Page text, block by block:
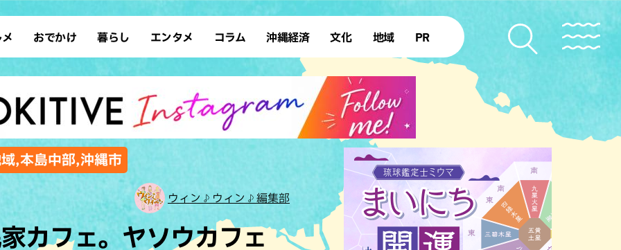
ン 沖縄そば
ウト カフェ
和食・日本料理
理 アジア・エスニック
イタリアン
フレンチ
・焼肉 焼鳥・串料理
おでかけ
デート ドライブ
散歩 ソロ活
歴史
アート
ホテル
サウナ 公園
暮らし
レシピ SDGs
ファッション ローカルニュース
沖縄移住 沖縄旧暦行事
エンタメ
スポーツ 占い
タレント・芸人 テレビ
コラム 沖縄経済 文化
復帰50年
地域
本島北部
本島南部 先島諸島
北部離島
PR
,本島中部,沖縄市
ウィン♪ウィン♪編集部
カフェ。ヤソウカフェ